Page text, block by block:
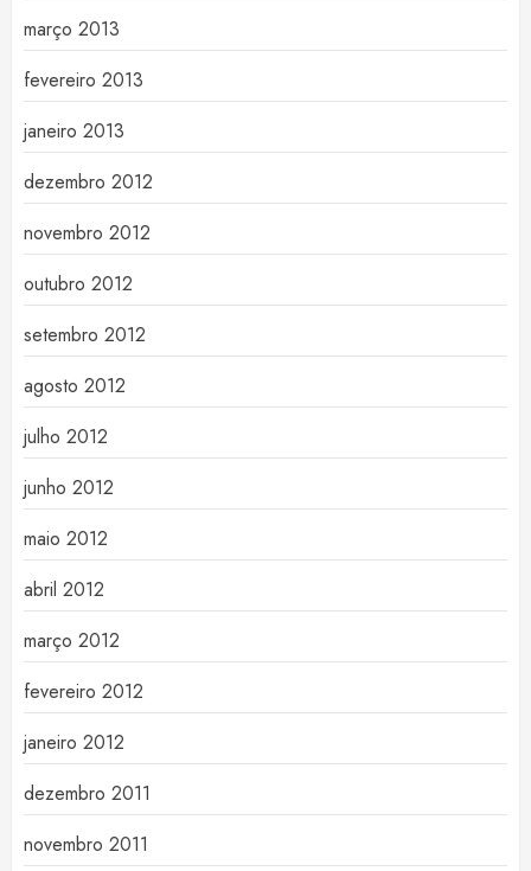
março 2013
fevereiro 2013
janeiro 2013
dezembro 2012
novembro 2012
outubro 2012
setembro 2012
agosto 2012
julho 2012
junho 2012
maio 2012
abril 2012
março 2012
fevereiro 2012
janeiro 2012
dezembro 2011
novembro 2011